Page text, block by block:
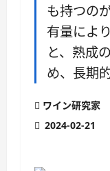
も持つの
有量によ
と、熟成
め、長期
ワイン研究家
2024-02-21